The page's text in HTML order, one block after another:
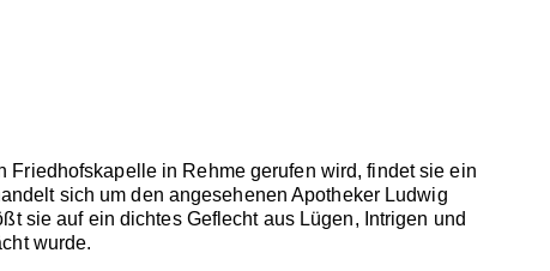
Friedhofskapelle in Rehme gerufen wird, findet sie ein
sich um den angesehenen Apotheker Ludwig
sie auf ein dichtes Geflecht aus Lügen, Intrigen und
wurde.